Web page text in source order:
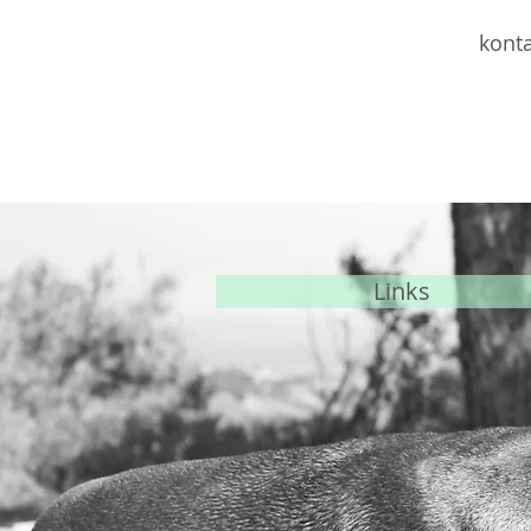
Links